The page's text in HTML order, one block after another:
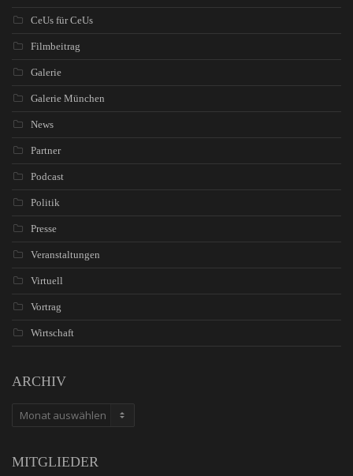
CeUs für CeUs
Filmbeitrag
Galerie
Galerie München
News
Partner
Podcast
Politik
Presse
Veranstaltungen
Virtuell
Vortrag
Wirtschaft
ARCHIV
ARCHIV
MITGLIEDER